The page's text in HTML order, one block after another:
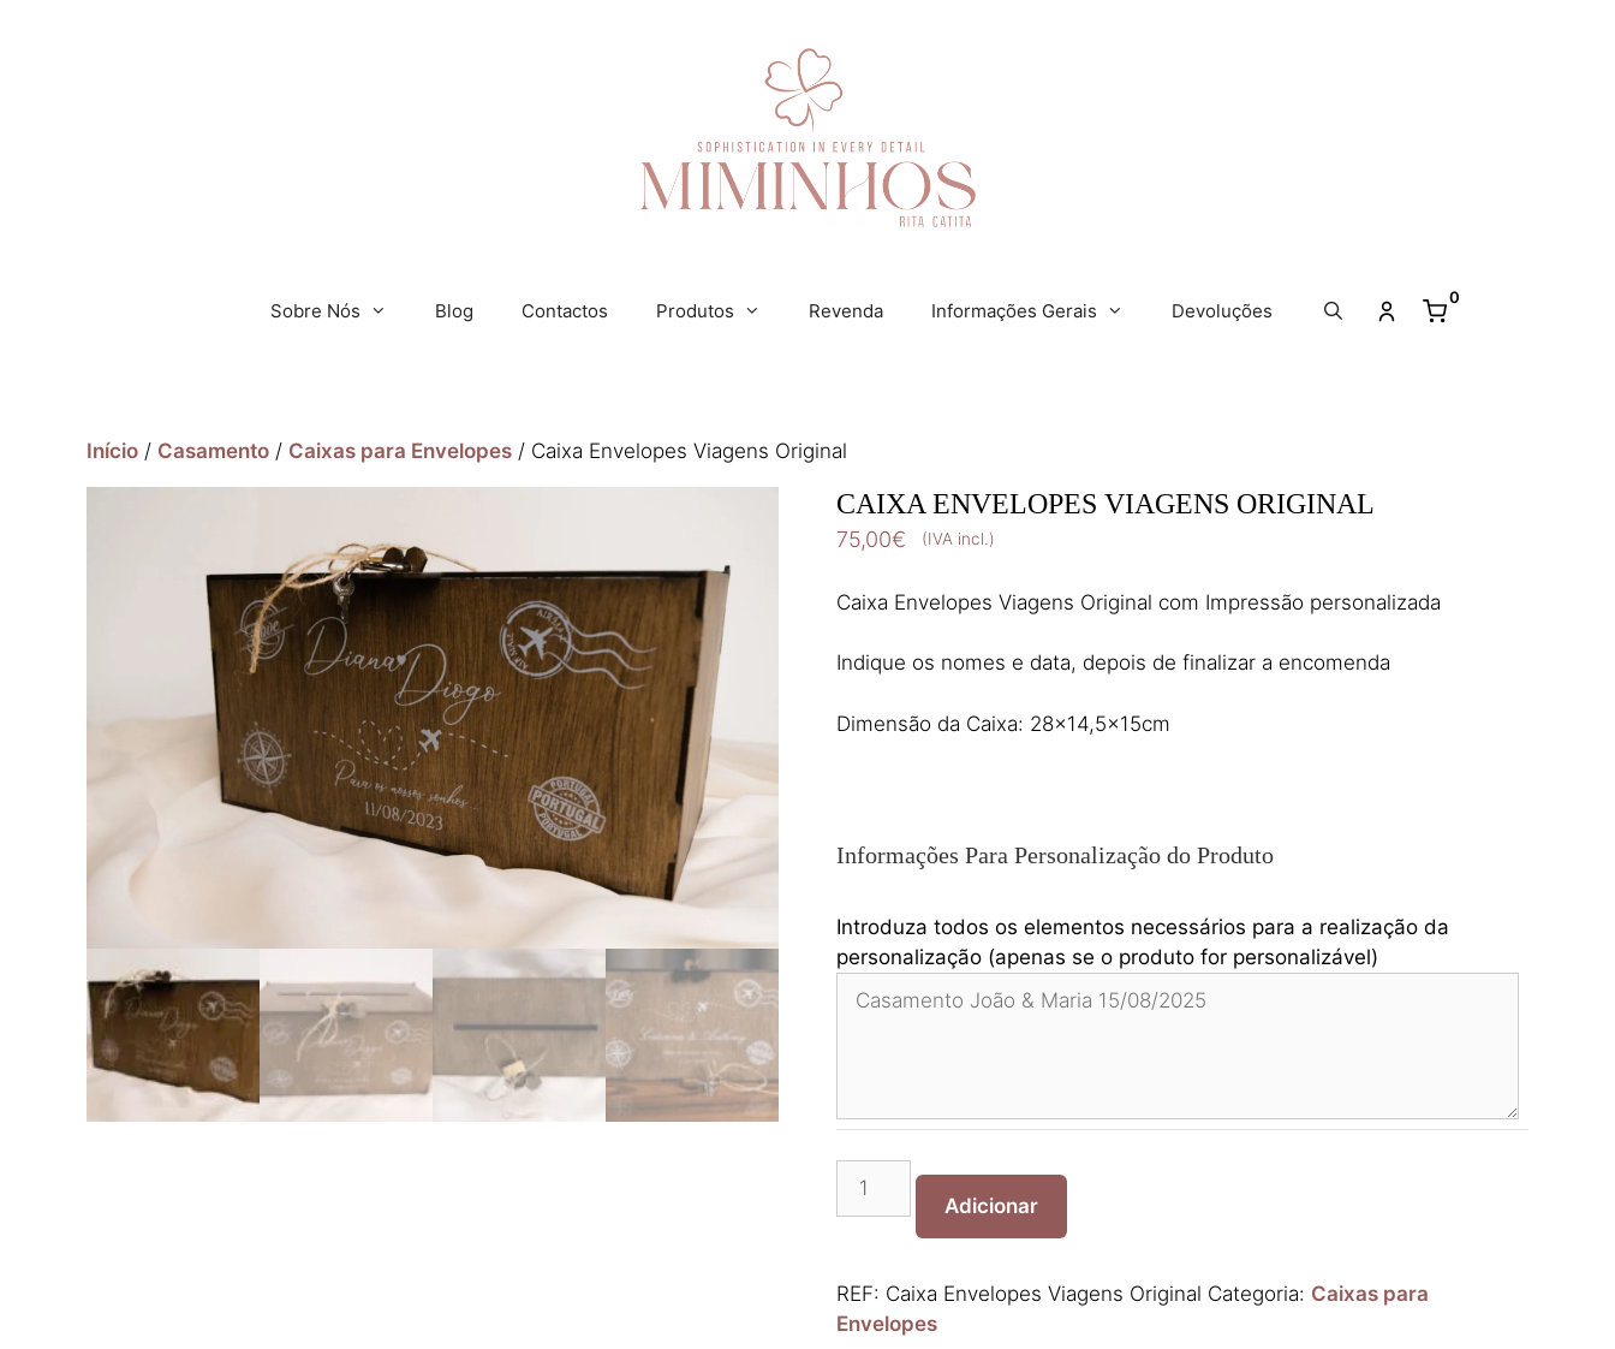
0
Sobre Nós Blog Contactos Produtos Revenda Informações Gerais Devoluções
Início / Casamento / Caixas para Envelopes / Caixa Envelopes Viagens Original
CAIXA ENVELOPES VIAGENS ORIGINAL
75,00€ (IVA incl.)
Caixa Envelopes Viagens Original com Impressão personalizada
Indique os nomes e data, depois de finalizar a encomenda
Dimensão da Caixa: 28×14,5x15cm
Informações Para Personalização do Produto
Introduza todos os elementos necessários para a realização da
personalização (apenas se o produto for personalizável)
Quantidade
Viagens
Original
Adicionar
REF: Caixa Envelopes Viagens Original Categoria: Caixas para
Envelopes